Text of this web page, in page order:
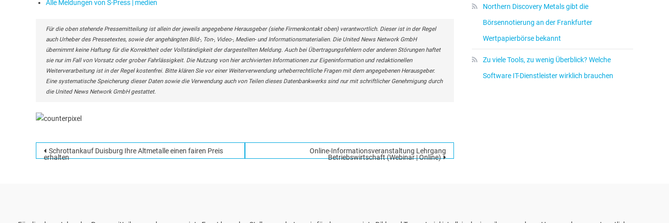
Alle Meldungen von S-Press | medien
Für die oben stehende Pressemitteilung ist allein der jeweils angegebene Herausgeber (siehe Firmenkontakt oben) verantwortlich. Dieser ist in der Regel
auch Urheber des Pressetextes, sowie der angehängten Bild-, Ton-, Video-, Medien- und Informationsmaterialien. Die United News Network GmbH
übernimmt keine Haftung für die Korrektheit oder Vollständigkeit der dargestellten Meldung. Auch bei Übertragungsfehlern oder anderen Störungen haftet
sie nur im Fall von Vorsatz oder grober Fahrlässigkeit. Die Nutzung von hier archivierten Informationen zur Eigeninformation und redaktionellen
Weiterverarbeitung ist in der Regel kostenfrei. Bitte klären Sie vor einer Weiterverwendung urheberrechtliche Fragen mit dem angegebenen Herausgeber.
Eine systematische Speicherung dieser Daten sowie die Verwendung auch von Teilen dieses Datenbankwerks sind nur mit schriftlicher Genehmigung durch
die United News Network GmbH gestattet.
Beitragsnavigation
Schrottankauf Duisburg Ihre Altmetalle einen fairen Preis
erhalten
Online-Informationsveranstaltung Lehrgang
Betriebswirtschaft (Webinar | Online)
Northern Discovery Metals gibt die
Börsennotierung an der Frankfurter
Wertpapierbörse bekannt
Zu viele Tools, zu wenig Überblick? Welche
Software IT-Dienstleister wirklich brauchen